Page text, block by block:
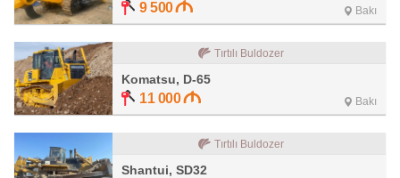
9 500 Bakı
Tırtılı Buldozer
Komatsu, D-65
11 000 Bakı
Tırtılı Buldozer
Shantui, SD32